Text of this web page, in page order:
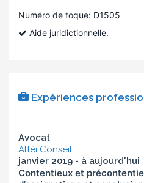
Numéro de toque: D1505
Aide juridictionnelle.
Expériences
Avocat
Altéi Conseil
janvier 2019 - à aujourd'hui
Contentieux et